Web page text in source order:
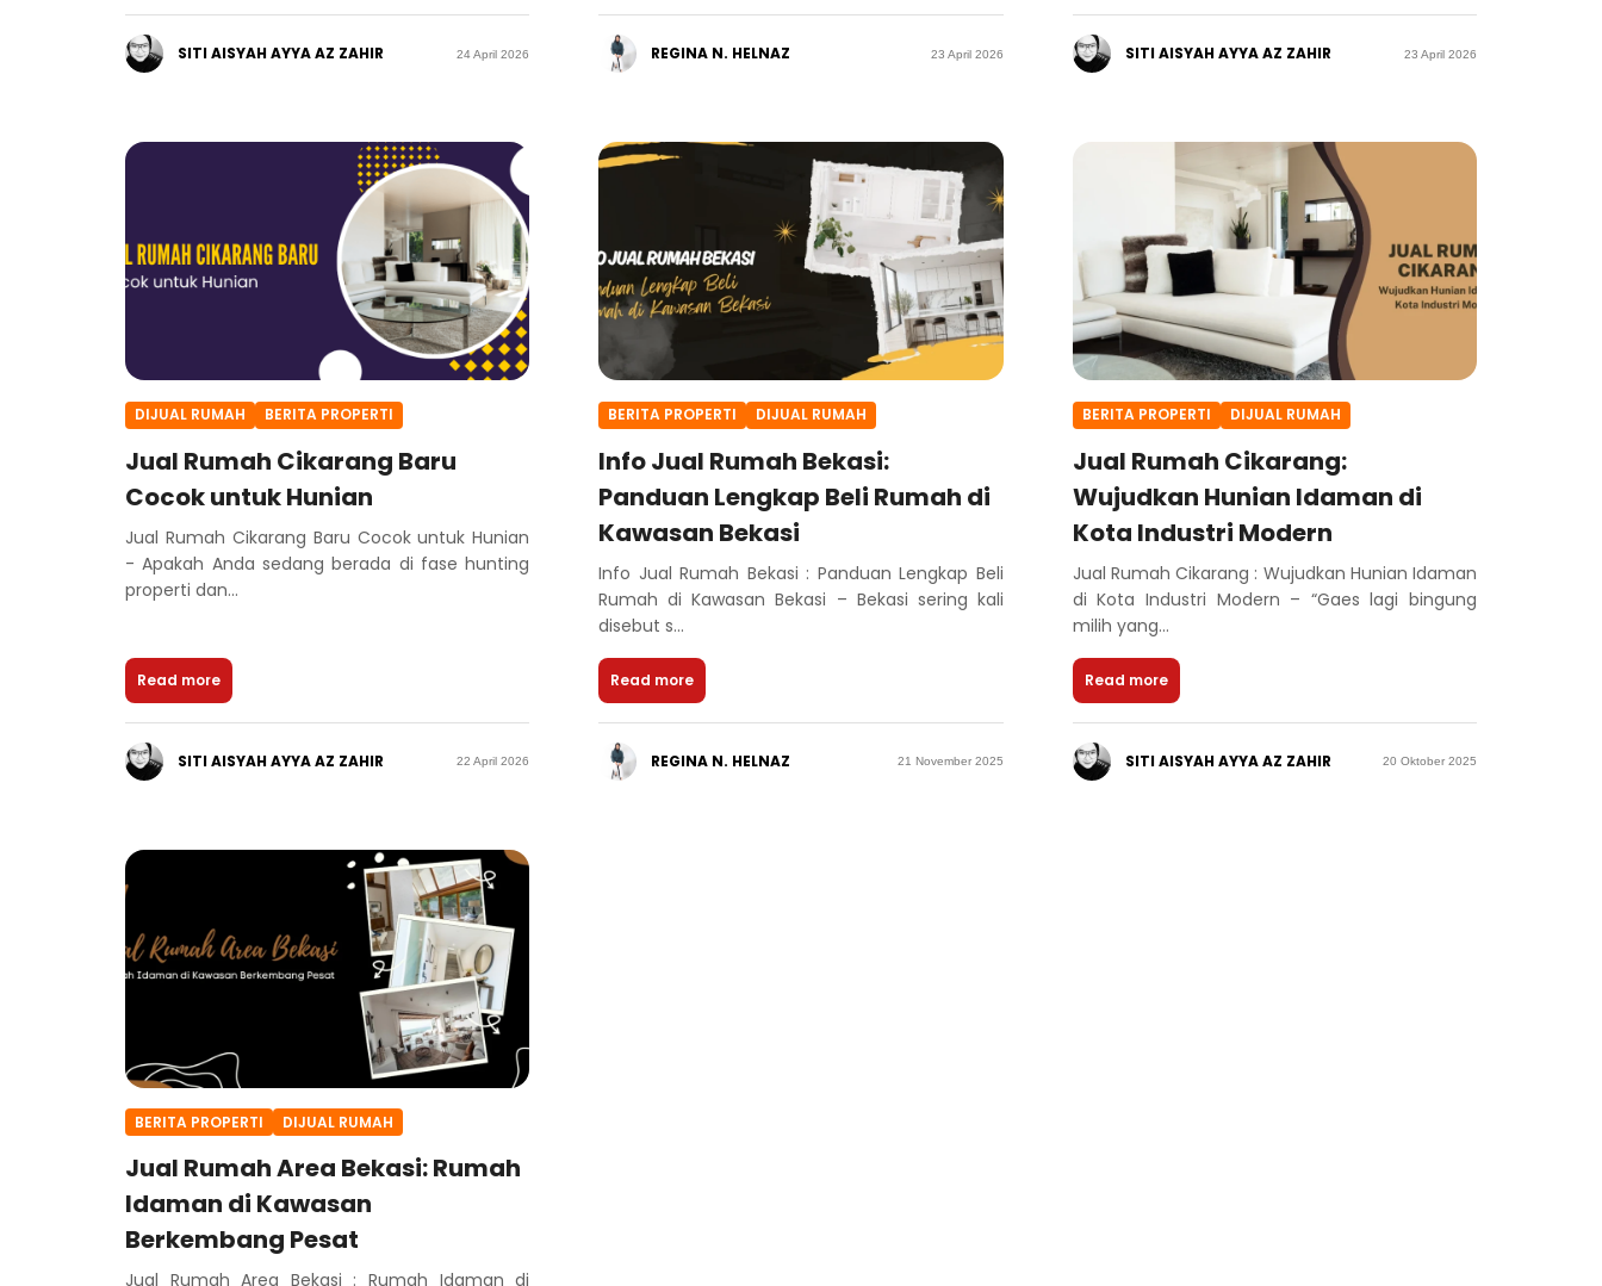
SITI AISYAH AYYA AZ ZAHIR 24 April 2026 REGINA N. HELNAZ 23 April 2026 SITI AISYAH AYYA AZ ZAHIR 23 April 2026
DIJUAL RUMAH BERITA PROPERTI
Jual Rumah Cikarang Baru
Cocok untuk Hunian
Jual Rumah Cikarang Baru Cocok untuk Hunian
- Apakah Anda sedang berada di fase hunting
properti dan...
Read more
SITI AISYAH AYYA AZ ZAHIR 22 April 2026
BERITA PROPERTI DIJUAL RUMAH
Info Jual Rumah Bekasi:
Panduan Lengkap Beli Rumah di
Kawasan Bekasi
Info Jual Rumah Bekasi : Panduan Lengkap Beli
Rumah di Kawasan Bekasi – Bekasi sering kali
disebut s...
Read more
REGINA N. HELNAZ 21 November 2025
BERITA PROPERTI DIJUAL RUMAH
Jual Rumah Cikarang:
Wujudkan Hunian Idaman di
Kota Industri Modern
Jual Rumah Cikarang : Wujudkan Hunian Idaman
di Kota Industri Modern – “Gaes lagi bingung
milih yang...
Read more
SITI AISYAH AYYA AZ ZAHIR 20 Oktober 2025
BERITA PROPERTI DIJUAL RUMAH
Jual Rumah Area Bekasi: Rumah
Idaman di Kawasan
Berkembang Pesat
Jual Rumah Area Bekasi : Rumah Idaman di